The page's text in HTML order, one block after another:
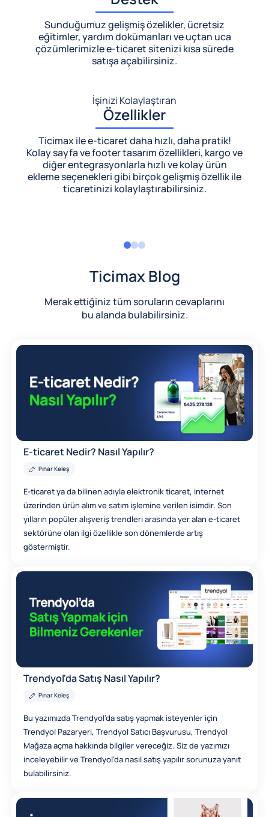
Sunduğumuz gelişmiş özelikler, ücretsiz
eğitimler, yardım dokümanları ve uçtan uca
çözümlerimizlee-ticaret sitenizi kısa sürede
satışa açabilirsiniz.
İşinizi Kolaylaştıran
Özellikler
Ticimax ile e-ticaret daha hızlı, daha pratik!
Kolay sayfa ve footer tasarım özellikleri, kargo ve
diğer entegrasyonlarla hızlı ve kolay ürün
ekleme seçenekleri gibi birçok gelişmiş özellik ile
ticaretinizi kolaylaştırabilirsiniz.
Ticimax Blog
Merak ettiğiniz tüm soruların cevaplarını
bu alanda bulabilirsiniz.
E-ticaret Nedir? Nasıl Yapılır?
Pınar Keleş
E-ticaret ya da bilinen adıyla elektronik ticaret, internet
üzerinden ürün alım ve satım işlemine verilen isimdir. Son
yılların popüler alışveriş trendleri arasında yer alan e-ticaret
sektörüne olan ilgi özellikle son dönemlerde artış
göstermiştir.
Trendyol'da Satış Nasıl Yapılır?
Pınar Keleş
Bu yazımızda Trendyol’da satış yapmak isteyenler için
Trendyol Pazaryeri, Trendyol Satıcı Başvurusu, Trendyol
Mağaza açma hakkında bilgiler vereceğiz. Siz de yazımızı
inceleyebilir ve Trendyol’da nasıl satış yapılır sorunuza yanıt
bulabilirsiniz.